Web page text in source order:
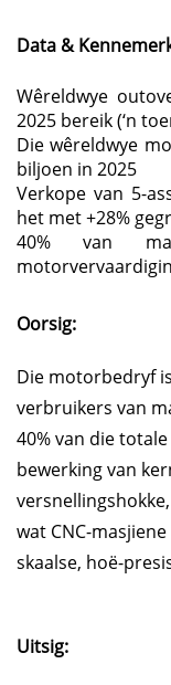
Data &
Wêreldwye
2025 bereik (‘n
Die wêreldwye
biljoen in 2025
Verkope van 5-
het met +28%
40% van
Oorsig:
Die motorbedryf
verbruikers van
40% van die
bewerking van
wat CNC-
skaalse, hoë-
Uitsig: